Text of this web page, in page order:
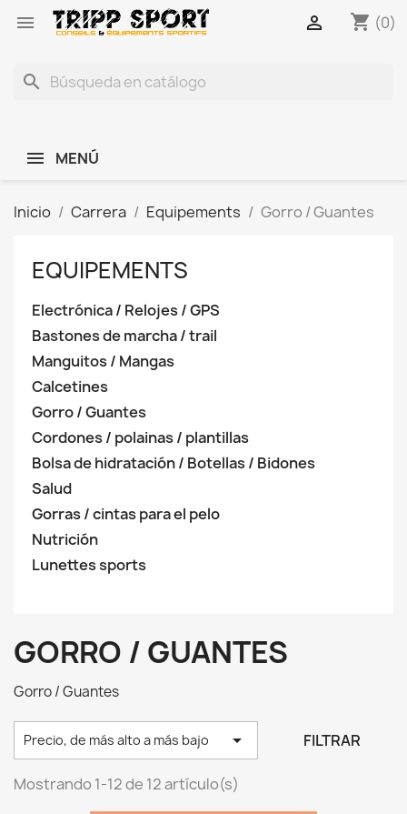
 shopping_cart (0)

search
MENÚ
Inicio Carrera Equipements Gorro / Guantes
EQUIPEMENTS
Electrónica / Relojes / GPS
Bastones de marcha / trail
Manguitos / Mangas
Calcetines
Gorro / Guantes
Cordones / polainas / plantillas
Bolsa de hidratación / Botellas / Bidones
Salud
Gorras / cintas para el pelo
Nutrición
Lunettes sports
GORRO / GUANTES
Gorro / Guantes
Precio, de más alto a más bajo  FILTRAR
Mostrando 1-12 de 12 artículo(s)